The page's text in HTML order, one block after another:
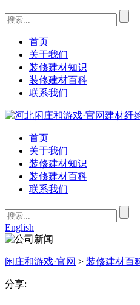
首页
关于我们
装修建材知识
装修建材百科
联系我们
首页
关于我们
装修建材知识
装修建材百科
联系我们
English
闲庄和游戏·官网 > 装修建材百
分享: